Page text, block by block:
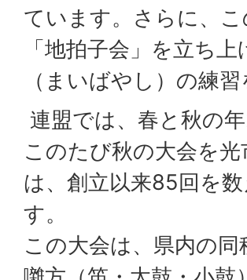
ています。さらに、
「地拍子会」を立ち
（まいばやし）の練
連盟では、春と秋の
このたび秋の大会を
は、創立以来85回を
す。
この大会は、県内の